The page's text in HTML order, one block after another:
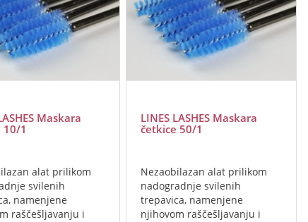
Maskara
10/1
alat prilikom
svilenih
namenjene
raščešljavanju i
LINES LASHES Maskara
četkice 50/1
Nezaobilazan alat prilikom
nadogradnje svilenih
trepavica, namenjene
njihovom raščešljavanju i